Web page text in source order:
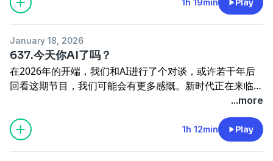
Play
January 18, 2026
637.今天你AI了吗？
在2026年的开端，我们和AI进行了个对谈，或许若干年后
回看这期节目，我们可能会有更多感慨。新时代正在来临，
...more
1h 12min Play